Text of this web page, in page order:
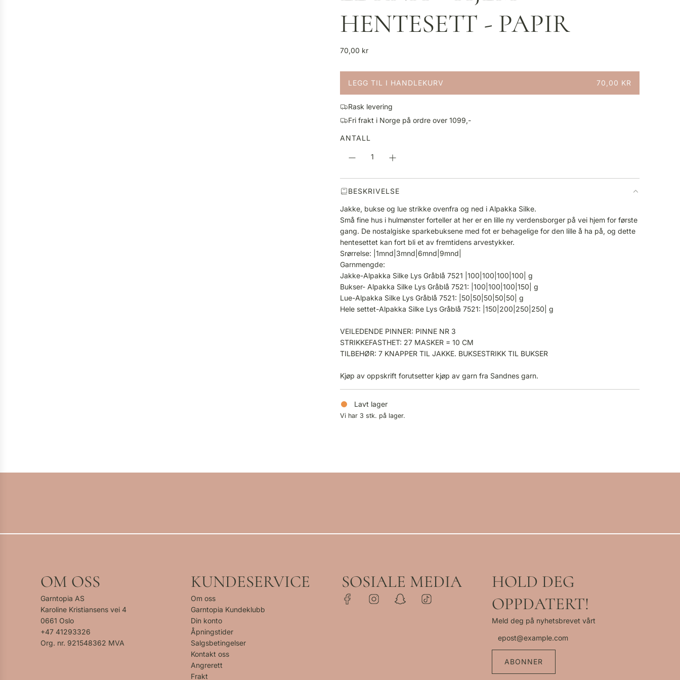
HENTESETT - PAPIR
V
n
i
g
p
i
70,00 kr
LEGG TIL I HANDLEKURV 70,00 KR
L
S
T
R
.
Rask levering
Fri frakt i Norge på ordre over 1099,-
ANTALL
BESKRIVELSE
Jakke, bukse og lue strikke ovenfra og ned i Alpakka Silke.
Små fine hus i hulmønster forteller at her er en lille ny verdensborger på vei hjem for første
gang. De nostalgiske sparkebuksene med fot er behagelige for den lille å ha på, og dette
hentesettet kan fort bli et av fremtidens arvestykker.
Srørrelse: |1mnd|3mnd|6mnd|9mnd|
Garnmengde:
Jakke-Alpakka Silke Lys Gråblå 7521 |100|100|100|100| g
Bukser- Alpakka Silke Lys Gråblå 7521: |100|100|100|150| g
Lue-Alpakka Silke Lys Gråblå 7521: |50|50|50|50|50| g
Hele settet-Alpakka Silke Lys Gråblå 7521: |150|200|250|250| g
VEILEDENDE PINNER: PINNE NR 3
STRIKKEFASTHET: 27 MASKER = 10 CM
TILBEHØR: 7 KNAPPER TIL JAKKE. BUKSESTRIKK TIL BUKSER
Kjøp av oppskrift forutsetter kjøp av garn fra Sandnes garn.
Lavt lager
Vi har 3 stk. på lager.
OM OSS
Garntopia AS
Karoline Kristiansens vei 4
0661 Oslo
+47 41293326
Org. nr. 921548362 MVA
KUNDESERVICE
Om oss
Garntopia Kundeklubb
Din konto
Åpningstider
Salgsbetingelser
Kontakt oss
Angrerett
Frakt
SOSIALE MEDIA
HOLD DEG
OPPDATERT!
Meld deg på nyhetsbrevet vårt
ABONNER